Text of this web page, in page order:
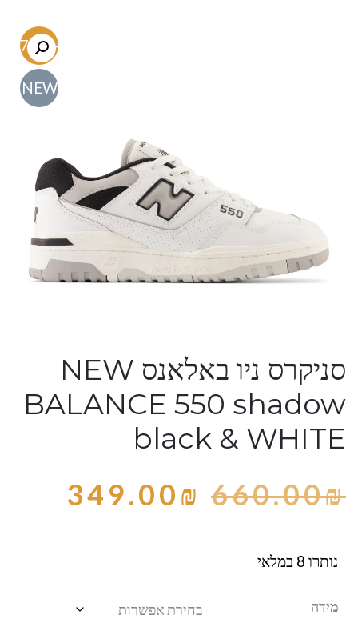
-47.1%
NEW
סניקרס ניו באלאנס NEW
BALANCE 550 shadow
black & WHITE
660.00₪
349.00₪
נותרו 8 במלאי
מידה